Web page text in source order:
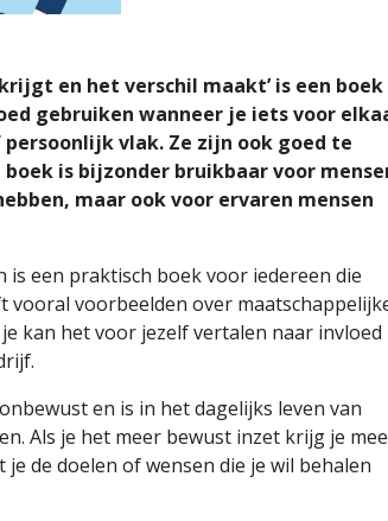
en het verschil maakt’ is een boek
gebruiken wanneer je iets voor
vlak. Ze zijn ook goed te
is bijzonder bruikbaar voor
maar ook voor ervaren mensen
is een praktisch boek voor iedereen die
vooral voorbeelden over
kan het voor jezelf vertalen naar invloed
en is in het dagelijks leven van
Als je het meer bewust inzet krijg je
de doelen of wensen die je wil behalen